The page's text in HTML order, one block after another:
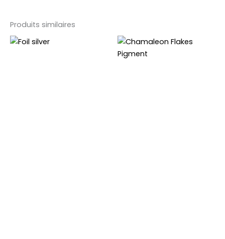
Produits similaires